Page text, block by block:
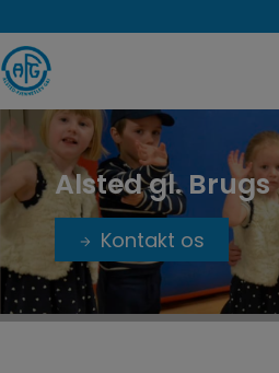
til
indholdet
Alsted gl. Brugs
Kontakt os